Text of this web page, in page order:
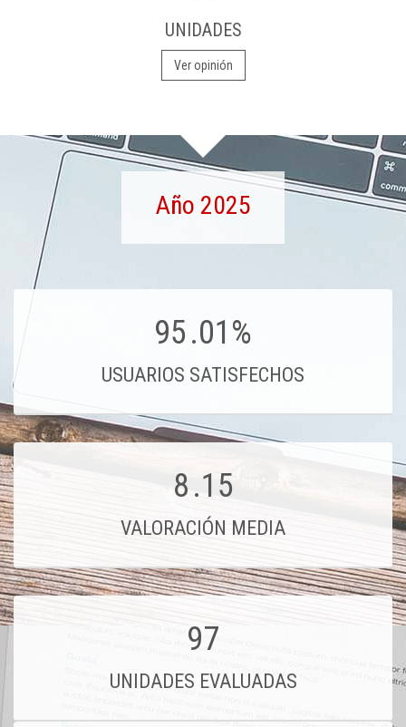
UNIDADES
Ver opinión
Año 2025
95.01%
USUARIOS SATISFECHOS
8.15
VALORACIÓN MEDIA
97
UNIDADES EVALUADAS